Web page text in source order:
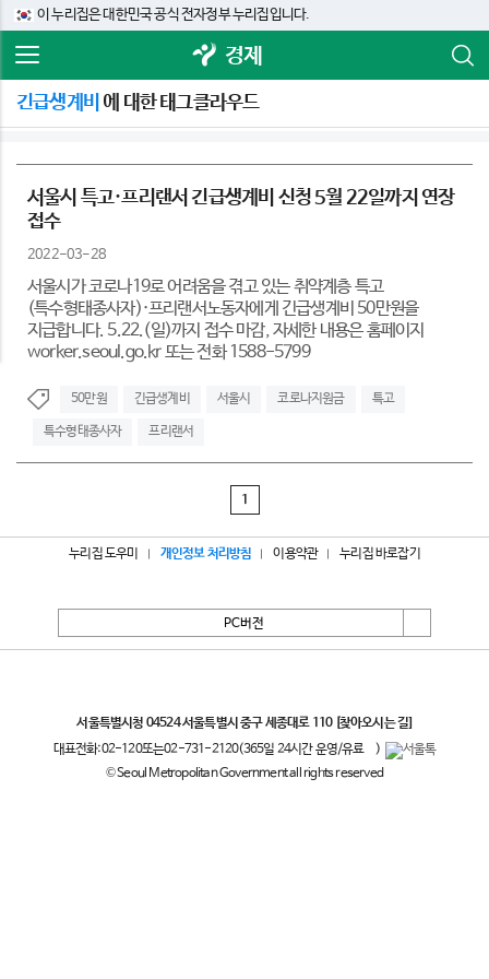
이 누리집은 대한민국 공식 전자정부 누리집입니다.
경제
긴급생계비 에 대한 태그클라우드
서울시 특고·프리랜서 긴급생계비 신청 5월 22일까지 연장
접수
2022-03-28
서울시가 코로나19로 어려움을 겪고 있는 취약계층 특고
(특수형태종사자)·프리랜서노동자에게 긴급생계비 50만원을
지급합니다. 5.22.(일)까지 접수 마감, 자세한 내용은 홈페이지
worker.seoul.go.kr 또는 전화 1588-5799
50만원 긴급생계비 서울시 코로나지원금 특고
특수형태종사자 프리랜서
1
누리집 도우미 개인정보 처리방침 이용약관 누리집 바로잡기
PC버전
서울특별시청 04524 서울특별시 중구 세종대로 110 [찾아오시는 길]
대표전화:02-120또는02-731-2120(365일 24시간 운영/유료
)
© Seoul Metropolitan Government all rights reserved